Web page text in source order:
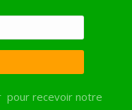
pour recevoir notre